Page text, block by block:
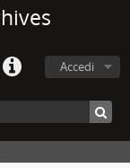
Accedi